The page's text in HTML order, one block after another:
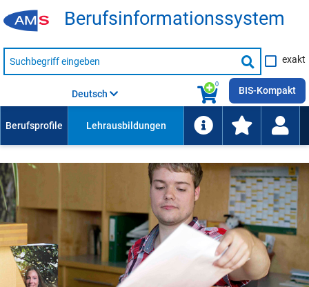
Be­rufs­in­for­ma­ti­ons­sys­tem
Suche
nach
Suche
starten
exakt
0
Deutsch BIS-Kompakt